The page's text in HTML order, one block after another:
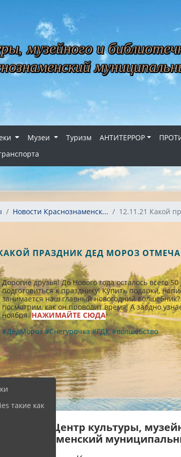
музейного и
Музеи Туризм АНТИТЕРРОР
Новости Краснознаменск... 12.11.21 Какой
КАКОЙ ПРАЗДНИК ДЕД МОРОЗ
Дорогие друзья! До Нового года осталось всего
подготовиться к празднику! Купить подарки,
занимается наш главный новогодний
посмотрим, как он проводит время! А заодно
ноября.НАЖИМАЙТЕ СЮДА
#ДедМороз #Снегурочка #ГДК #волшебство
"Центр культуры,
такие как